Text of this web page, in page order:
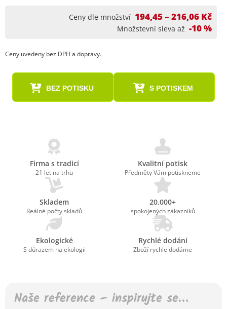
Ceny dle množství 194,45 – 216,06 Kč
Množstevní sleva až -10 %
Ceny uvedeny bez DPH a dopravy.
BEZ POTISKU S POTISKEM
Firma s tradicí
21 let na trhu
Kvalitní potisk
Předměty Vám potiskneme
Skladem
Reálné počty skladů
20.000+
spokojených zákazníků
Ekologické
S důrazem na ekologii
Rychlé dodání
Zboží rychle dodáme
Naše reference – inspirujte se…